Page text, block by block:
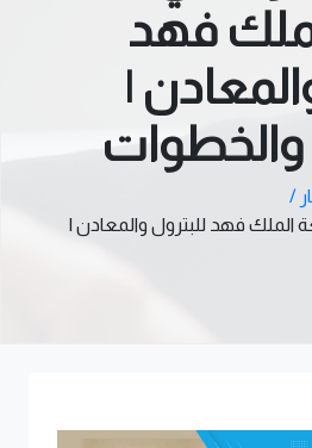
فهد
|
/
الملك فهد للبترول والمعادن |